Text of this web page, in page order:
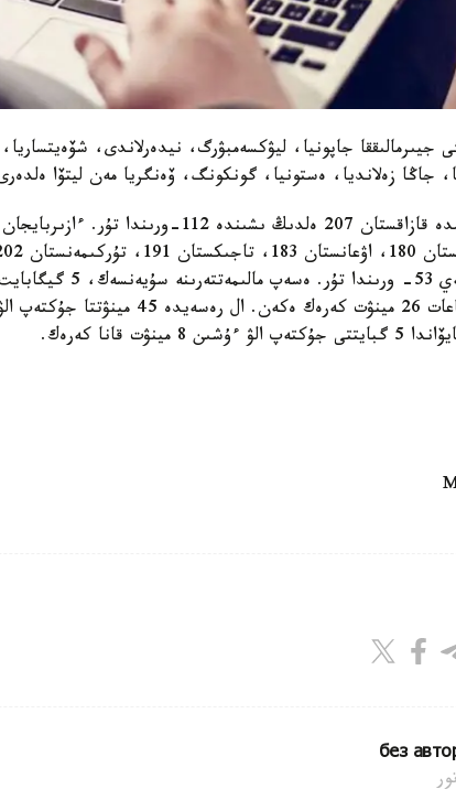
جيىرمالىققا جاپونيا، ليۋكسەمبۋرگ، نيدەرلاندى، شۆەيتساريا،
جاڭا زەلانديا، ەستونيا، گونكونگ، ۆەنگريا مەن ليتۆا
كورشى رەسەي 53-
ءۇشىن 2 ساعات 26 مينۋت كەرەك
8 مينۋت قانا كەرەك.
без